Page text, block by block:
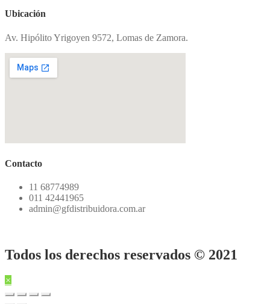
Ubicación
Av. Hipólito Yrigoyen 9572, Lomas de Zamora.
Contacto
11 68774989
011 42441965
admin@gfdistribuidora.com.ar
Todos los derechos reservados © 2021
×